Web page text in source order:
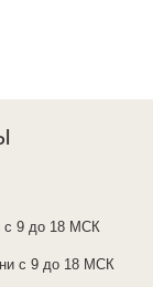
с 9 до 18 МСК
с 9 до 18 МСК